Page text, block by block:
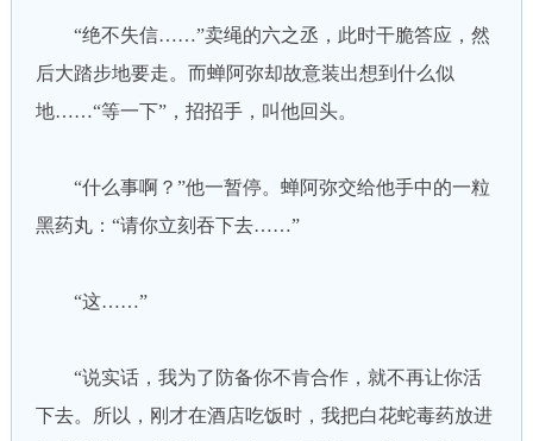
“绝不失信……”卖绳的六之丞，此时干脆答应，然
后大踏步地要走。而蝉阿弥却故意装出想到什么似
地……“等一下”，招招手，叫他回头。
“什么事啊？”他一暂停。蝉阿弥交给他手中的一粒
黑药丸：“请你立刻吞下去……”
“这……”
“说实话，我为了防备你不肯合作，就不再让你活
下去。所以，刚才在酒店吃饭时，我把白花蛇毒药放进